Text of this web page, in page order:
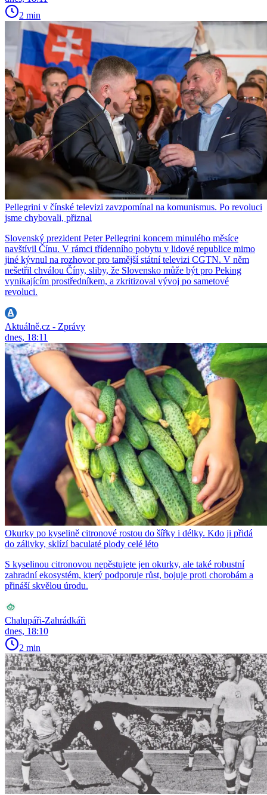
2 min
Pellegrini v čínské televizi zavzpomínal na komunismus. Po revoluci
jsme chybovali, přiznal
Slovenský prezident Peter Pellegrini koncem minulého měsíce
navštívil Čínu. V rámci třídenního pobytu v lidové republice mimo
jiné kývnul na rozhovor pro tamější státní televizi CGTN. V něm
nešetřil chválou Číny, sliby, že Slovensko může být pro Peking
vynikajícím prostředníkem, a zkritizoval vývoj po sametové
revoluci.
Aktuálně.cz - Zprávy
dnes, 18:11
Okurky po kyselině citronové rostou do šířky i délky. Kdo ji přidá
do zálivky, sklízí baculaté plody celé léto
S kyselinou citronovou nepěstujete jen okurky, ale také robustní
zahradní ekosystém, který podporuje růst, bojuje proti chorobám a
přináší skvělou úrodu.
Chalupáři-Zahrádkáři
dnes, 18:10
2 min